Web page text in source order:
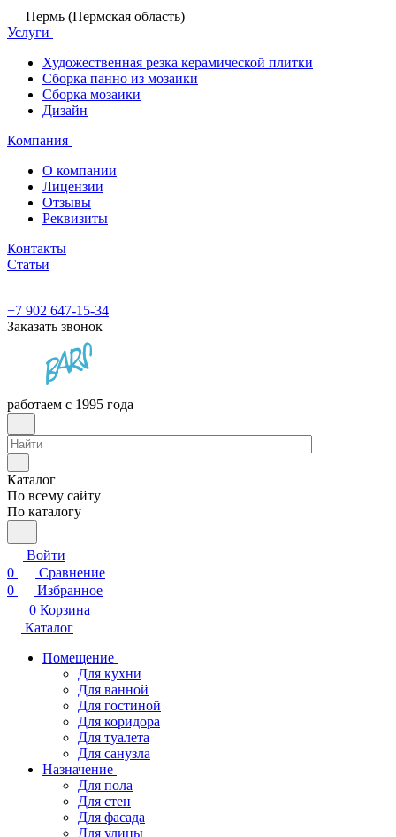
Пермь (Пермская область)
Услуги
Художественная резка керамической плитки
Сборка панно из мозаики
Сборка мозаики
Дизайн
Компания
О компании
Лицензии
Отзывы
Реквизиты
Контакты
Статьи
+7 902 647-15-34
Заказать звонок
работаем с 1995 года
Каталог
По всему сайту
По каталогу
Войти
0
Сравнение
0
Избранное
0 Корзина
Каталог
Помещение
Для кухни
Для ванной
Для гостиной
Для коридора
Для туалета
Для санузла
Назначение
Для пола
Для стен
Для фасада
Для улицы